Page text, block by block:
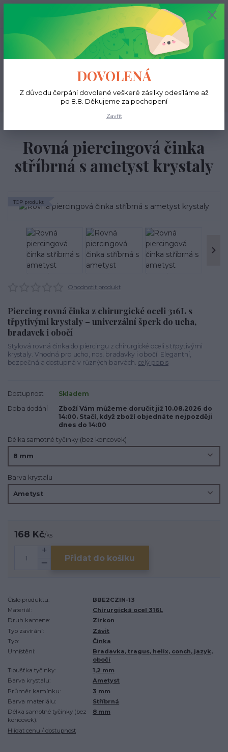
Menu
Hledat
(Po-Ne, 9-18 hod.)
0 ks
0 Kč
Rovná piercingová činka
stříbrná s ametyst krystaly
TOP produkt
Ohodnotit produkt
Piercing rovná činka z chirurgické oceli 316L s
třpytivými krystaly – univerzální šperk do ucha,
bradavek i obočí
Stylová rovná činka do piercingu z chirurgické oceli s třpytivými
krystaly. Vhodná pro ucho, nos, bradavky i obočí. Elegantní,
bezpečná a dostupná v různých barvách. celý popis
Dostupnost
Skladem
Doba dodání
Zboží Vám můžeme doručit již 10.08.2026 do
14:00. Stačí, když zboží objednáte nejpozději
dnes do 14:00
Délka samotné tyčinky (bez koncovek)
Barva krystalu
168 Kč/ks
Přidat do košíku
Číslo produktu:
BBE2CZIN-13
Materiál:
Chirurgická ocel 316L
Druh kamene:
Zirkon
Typ zavírání:
Závit
Typ:
Činka
Umístění:
Bradavka, tragus, helix, conch, jazyk,
obočí
Tloušťka tyčinky:
1,2 mm
Barva krystalu:
Ametyst
Průměr kamínku:
3 mm
Barva materiálu:
Stříbrná
Délka samotné tyčinky (bez
koncovek):
8 mm
Hlídat cenu / dostupnost
DOVOLENÁ
Z důvodu čerpání dovolené veškeré zásilky odesíláme až
po 8.8. Děkujeme za pochopení
Zavřít